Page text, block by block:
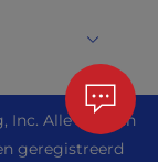
Inc. Alle rechten
geregistreerd